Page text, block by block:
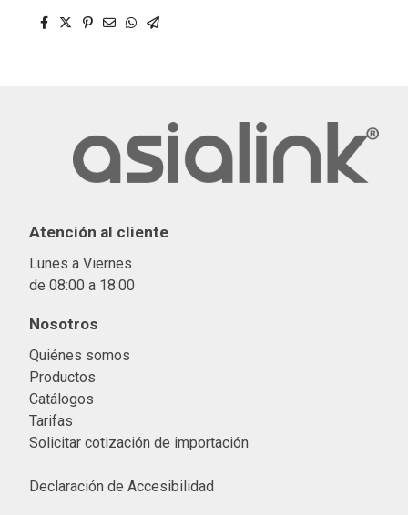
Atención al cliente
Lunes a Viernes
de 08:00 a 18:00
Nosotros
Quiénes somos
Productos
Catálogos
Tarifas
Solicitar cotización de importación
Declaración de Accesibilidad